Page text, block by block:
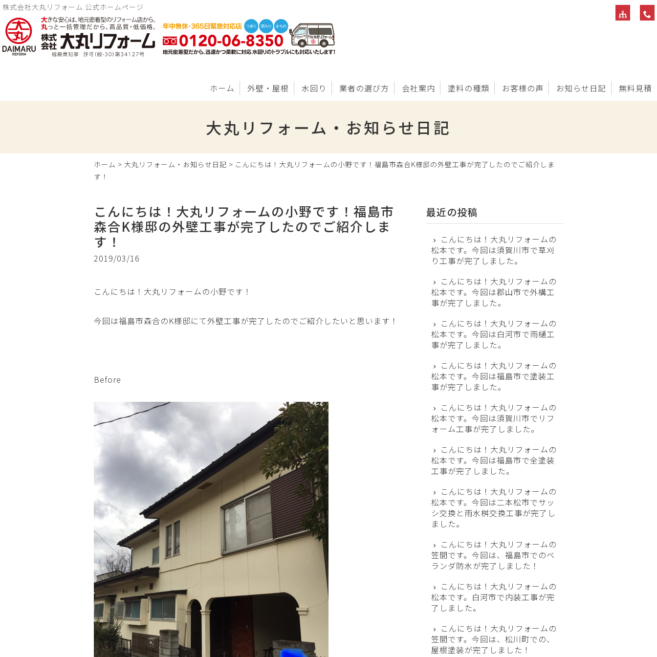
株式会社大丸リフォーム 公式ホームページ
ホーム 外壁・屋根 水回り 業者の選び方 会社案内 塗料の種類 お客様の声 お知らせ日記 無料見積
大丸リフォーム・お知らせ日記
ホーム > 大丸リフォーム・お知らせ日記 > こんにちは！大丸リフォームの小野です！福島市森合K様邸の外壁工事が完了したのでご紹介しま
す！
こんにちは！大丸リフォームの小野です！福島市
森合K様邸の外壁工事が完了したのでご紹介しま
す！
2019/03/16
こんにちは！大丸リフォームの小野です！
今回は福島市森合のK様邸にて外壁工事が完了したのでご紹介したいと思います！
Before
最近の投稿
こんにちは！大丸リフォームの
松本です。今回は須賀川市で草刈
り工事が完了しました。
こんにちは！大丸リフォームの
松本です。今回は郡山市で外構工
事が完了しました。
こんにちは！大丸リフォームの
松本です。今回は白河市で雨樋工
事が完了しました。
こんにちは！大丸リフォームの
松本です。今回は福島市で塗装工
事が完了しました。
こんにちは！大丸リフォームの
松本です。今回は須賀川市でリフ
ォーム工事が完了しました。
こんにちは！大丸リフォームの
松本です。今回は福島市で全塗装
工事が完了しました。
こんにちは！大丸リフォームの
松本です。今回は二本松市でサッ
シ交換と雨水桝交換工事が完了し
ました。
こんにちは！大丸リフォームの
笠間です。今回は、福島市でのベ
ランダ防水が完了しました！
こんにちは！大丸リフォームの
松本です。白河市で内装工事が完
了しました。
こんにちは！大丸リフォームの
笠間です。今回は、松川町での、
屋根塗装が完了しました！